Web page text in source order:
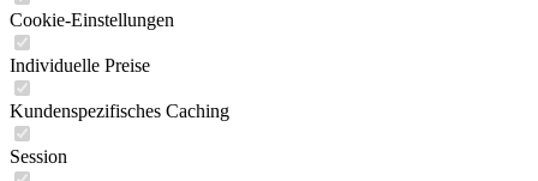
Cookie-Einstellungen
Individuelle Preise
Kundenspezifisches Caching
Session